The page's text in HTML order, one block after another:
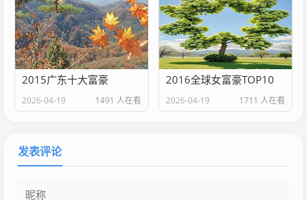
2015广东十大富豪
2026-04-19 1491 人在看
2016全球女富豪TOP10
2026-04-19 1711 人在看
发表评论